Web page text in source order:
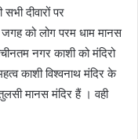
दीवारों पर
को लोग परम धाम मानस
नगर काशी को मंदिरो
काशी विश्वनाथ मंदिर के
मानस मंदिर हैं । वही